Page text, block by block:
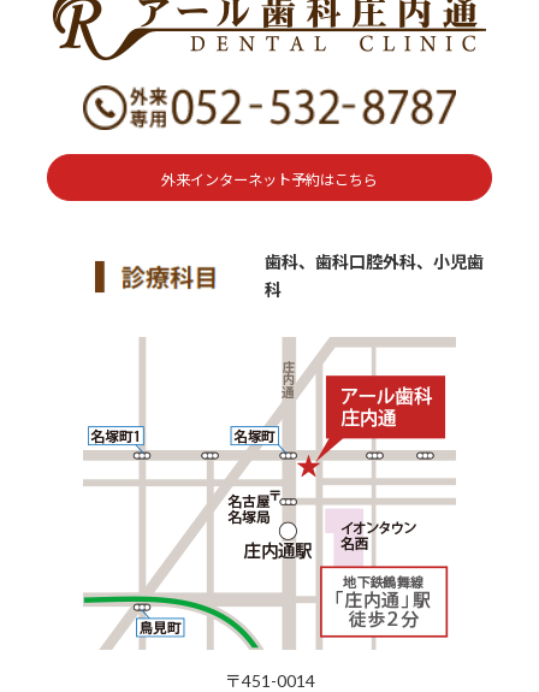
外来インターネット予約はこちら
歯科、歯科口腔外科、小児歯
科
〒451-0014